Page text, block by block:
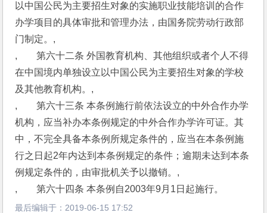
以中国公民为主要招生对象的实施职业技能培训的合作
办学项目的具体审批和管理办法，由国务院劳动行政部
门制定。,
,　　第六十二条 外国教育机构、其他组织或者个人不得
在中国境内单独设立以中国公民为主要招生对象的学校
及其他教育机构。,
,　　第六十三条 本条例施行前依法设立的中外合作办学
机构，应当补办本条例规定的中外合作办学许可证。其
中，不完全具备本条例所规定条件的，应当在本条例施
行之日起2年内达到本条例规定的条件；逾期未达到本条
例规定条件的，由审批机关予以撤销。,
,　　第六十四条 本条例自2003年9月1日起施行。
最后编辑于： 2019-06-15 17:52